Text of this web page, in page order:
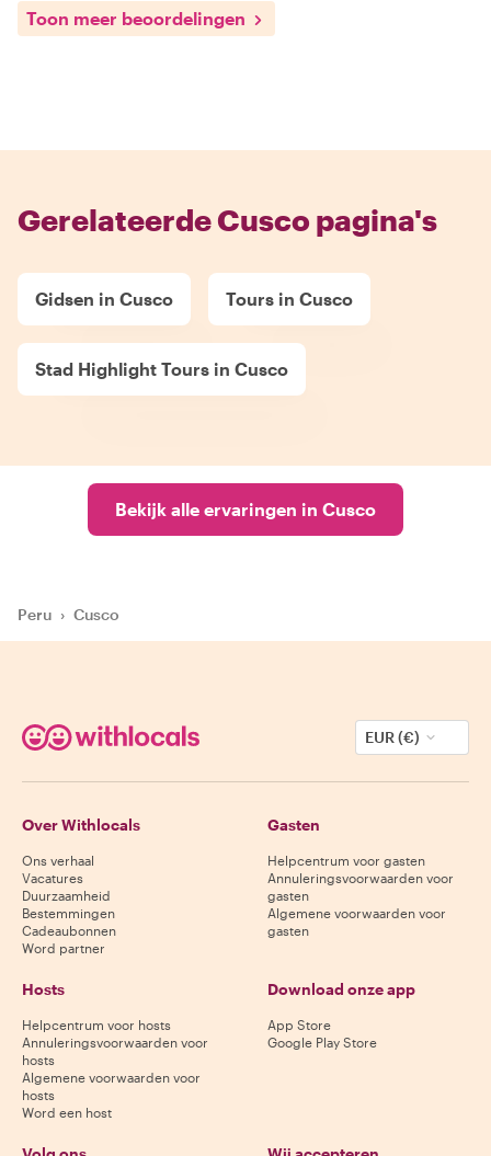
Toon meer beoordelingen
Gerelateerde Cusco pagina's
Gidsen in Cusco Tours in Cusco
Stad Highlight Tours in Cusco
Bekijk alle ervaringen in Cusco
Peru › Cusco
EUR (€)
Over Withlocals
Ons verhaal
Vacatures
Duurzaamheid
Bestemmingen
Cadeaubonnen
Word partner
Gasten
Helpcentrum voor gasten
Annuleringsvoorwaarden voor
gasten
Algemene voorwaarden voor
gasten
Hosts
Helpcentrum voor hosts
Annuleringsvoorwaarden voor
hosts
Algemene voorwaarden voor
hosts
Word een host
Download onze app
App Store
Google Play Store